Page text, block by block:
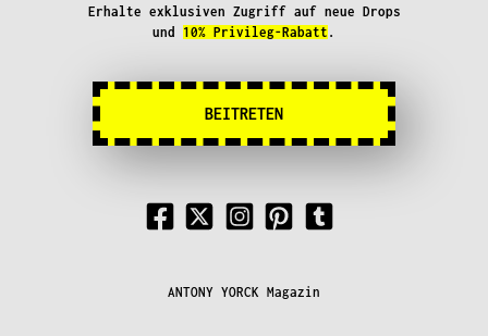
Erhalte exklusiven Zugriff auf neue Drops
und 10% Privileg-Rabatt .
BEITRETEN
ANTONY YORCK Magazin